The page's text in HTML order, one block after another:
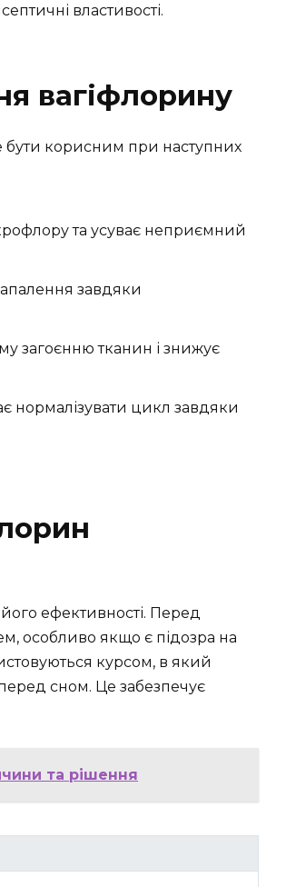
властивості.
вагіфлорину
бути корисним при наступних
та усуває неприємний
завдяки
загоєнню тканин і знижує
нормалізувати цикл завдяки
ефективності. Перед
особливо якщо є підозра на
курсом, в який
сном. Це забезпечує
та рішення